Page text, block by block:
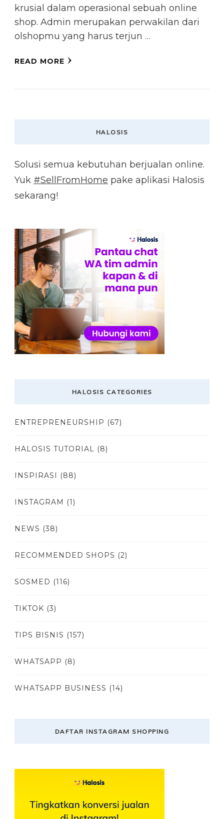
krusial dalam operasional sebuah online
shop. Admin merupakan perwakilan dari
olshopmu yang harus terjun …
READ MORE
HALOSIS
Solusi semua kebutuhan berjualan online.
Yuk #SellFromHome pake aplikasi Halosis
sekarang!
HALOSIS CATEGORIES
ENTREPRENEURSHIP (67)
HALOSIS TUTORIAL (8)
INSPIRASI (88)
INSTAGRAM (1)
NEWS (38)
RECOMMENDED SHOPS (2)
SOSMED (116)
TIKTOK (3)
TIPS BISNIS (157)
WHATSAPP (8)
WHATSAPP BUSINESS (14)
DAFTAR INSTAGRAM SHOPPING